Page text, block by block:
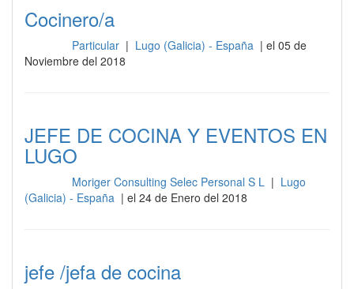
Cocinero/a
Particular | Lugo (Galicia) - España | el 05 de
Noviembre del 2018
JEFE DE COCINA Y EVENTOS EN
LUGO
Moriger Consulting Selec Personal S L | Lugo
(Galicia) - España | el 24 de Enero del 2018
jefe /jefa de cocina